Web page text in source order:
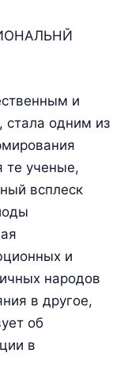
и
стала одним из
те ученые,
всплеск
и
народов
в другое,
об
в